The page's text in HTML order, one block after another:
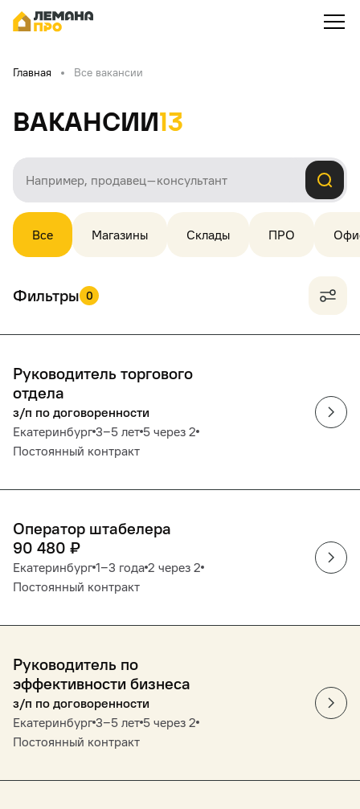
Главная Все вакансии
Вакансии13
Все Магазины Склады ПРО
Фильтры 0
Руководитель торгового
отдела
з/п по договоренности
Екатеринбург 3‒5 лет 5 через 2
Постоянный контракт
Оператор штабелера
90 480 ₽
Екатеринбург 1‒3 года 2 через 2
Постоянный контракт
Руководитель по
эффективности бизнеса
з/п по договоренности
Екатеринбург 3‒5 лет 5 через 2
Постоянный контракт